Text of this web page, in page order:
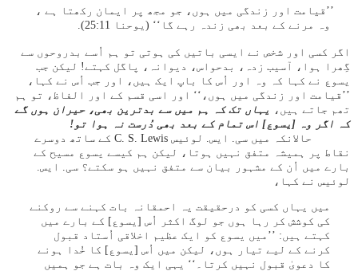
’’قیامت اور زندگی میں ہوں، جو مجھ پر ایمان رکھتا ہے ،
وہ مرنے کے بعد بھی زندہ رہے گا‘‘ (یوحنا 11:‏25).
اگر کسی اور شخص نے ایسی باتیں کی ہوتی تو ہم اُسے بدروحوں سے
گِھرا ہوا، آسیب زدہ، بدحواس، دیوانہ، پاگل کہتے! لیکن جب
یسوع نے کہا کہ وہ اور اُس کا باپ ایک ہیں، اور جب اُس نے کہا،
’’قیامت اور زندگی میں ہوں،‘‘ اور اسی قسم کے اور الفاظ، تو ہم
تھم جاتے ہیں، یہاں تک کہ ہم میں سے بدترین بھی، حیران ہوں گے
کہ اگر وہ [یسوع] اس تمام کے بعد بھی دُرست نہ ہوا تو!
حالانکہ میں سی. ایس. لوئیس C. S. Lewis کے ساتھ دوسرے
نقاط پر ہمیشہ متفق نہیں ہوتا، لیکن ہم کیسے یسوع مسیح کے
بارے میں اُن کے مشہور بیان سے متفق نہیں ہو سکتے؟ سی. ایس.
لوئیس نے کہا،
میں یہاں کسی کو درحقیقت یہ احمقانہ بات کہنے سے روکنے
کی کوشش کر رہا ہوں جو لوگ اکثر اُس [یسوع] کے بارے میں
کہتے ہیں: ’’میں یسوع کو ایک عظیم اخلاقی اُستاد قبول
کرنے کے لیے تیار ہوں، لیکن میں اُس [یسوع] کا خُدا ہونے
کا دعویٰ قبول نہیں کرتا۔‘‘ یہی ایک وہ بات ہے جو ہمیں